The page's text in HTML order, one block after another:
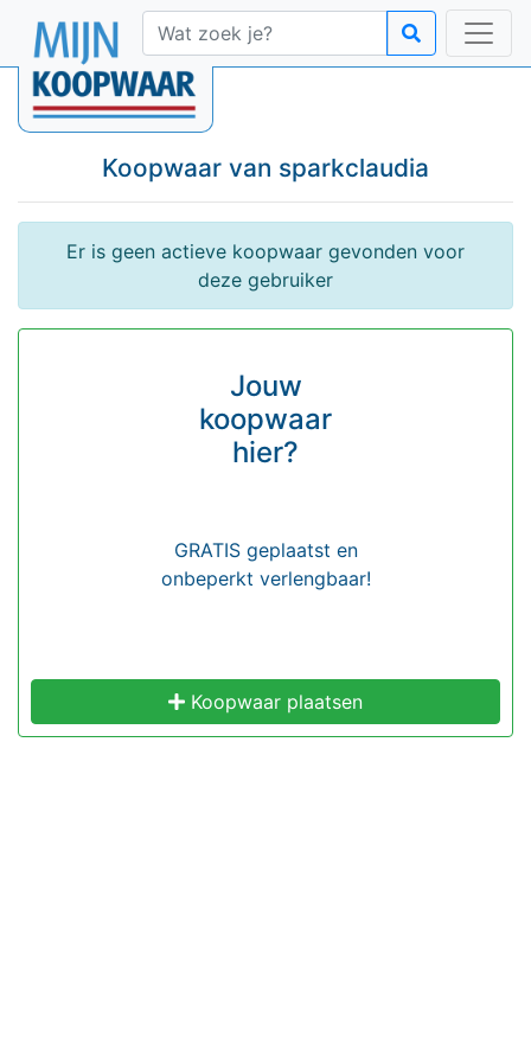
Koopwaar van sparkclaudia
Er is geen actieve koopwaar gevonden voor
deze gebruiker
Jouw
koopwaar
hier?
GRATIS geplaatst en
onbeperkt verlengbaar!
Koopwaar plaatsen